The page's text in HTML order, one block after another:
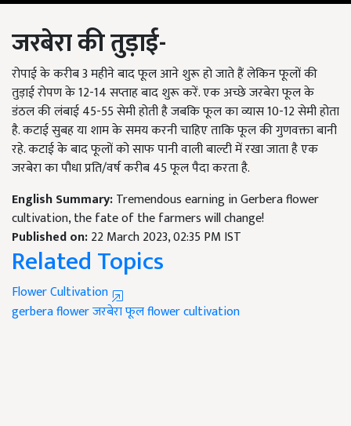
जरबेरा की तुड़ाई-
रोपाई के करीब 3 महीने बाद फूल आने शुरू हो जाते हैं लेकिन फूलों की
तुड़ाई रोपण के 12-14 सप्ताह बाद शुरू करें. एक अच्छे जरबेरा फूल के
डंठल की लंबाई 45-55 सेमी होती है जबकि फूल का व्यास 10-12 सेमी होता
है. कटाई सुबह या शाम के समय करनी चाहिए ताकि फूल की गुणवक्ता बानी
रहे. कटाई के बाद फूलों को साफ पानी वाली बाल्टी में रखा जाता है एक
जरबेरा का पौधा प्रति/वर्ष करीब 45 फूल पैदा करता है.
English Summary:Tremendous earning in Gerbera flower
cultivation, the fate of the farmers will change!
Published on:22 March 2023, 02:35 PM IST
Related Topics
Flower Cultivation
gerbera flowerजरबेरा फूलflower cultivation